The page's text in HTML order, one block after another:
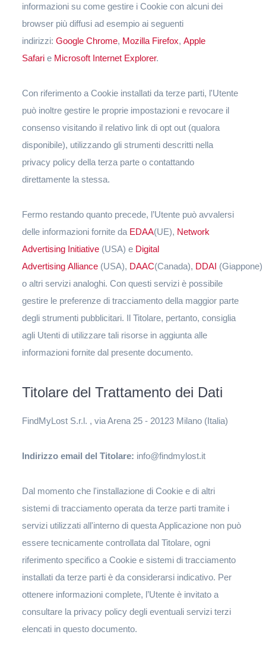
informazioni su come gestire i Cookie con alcuni dei
browser più diffusi ad esempio ai seguenti
indirizzi:Google Chrome, Mozilla Firefox,Apple
Safari e Microsoft Internet Explorer.
Con riferimento a Cookie installati da terze parti, l'Utente
può inoltre gestire le proprie impostazioni e revocare il
consenso visitando il relativo link di opt out (qualora
disponibile), utilizzando gli strumenti descritti nella
privacy policy della terza parte o contattando
direttamente la stessa.
Fermo restando quanto precede, l’Utente può avvalersi
delle informazioni fornite da EDAA(UE), Network
Advertising Initiative (USA) e Digital
Advertising Alliance (USA), DAAC(Canada), DDAI (Giappone)
o altri servizi analoghi. Con questi servizi è possibile
gestire le preferenze di tracciamento della maggior parte
degli strumenti pubblicitari. Il Titolare, pertanto, consiglia
agli Utenti di utilizzare tali risorse in aggiunta alle
informazioni fornite dal presente documento.
Titolare del Trattamento dei Dati
FindMyLost S.r.l. , via Arena 25 - 20123 Milano (Italia)
Indirizzo email del Titolare: info@findmylost.it
Dal momento che l'installazione di Cookie e di altri
sistemi di tracciamento operata da terze parti tramite i
servizi utilizzati all'interno di questa Applicazione non può
essere tecnicamente controllata dal Titolare, ogni
riferimento specifico a Cookie e sistemi di tracciamento
installati da terze parti è da considerarsi indicativo. Per
ottenere informazioni complete, l’Utente è invitato a
consultare la privacy policy degli eventuali servizi terzi
elencati in questo documento.